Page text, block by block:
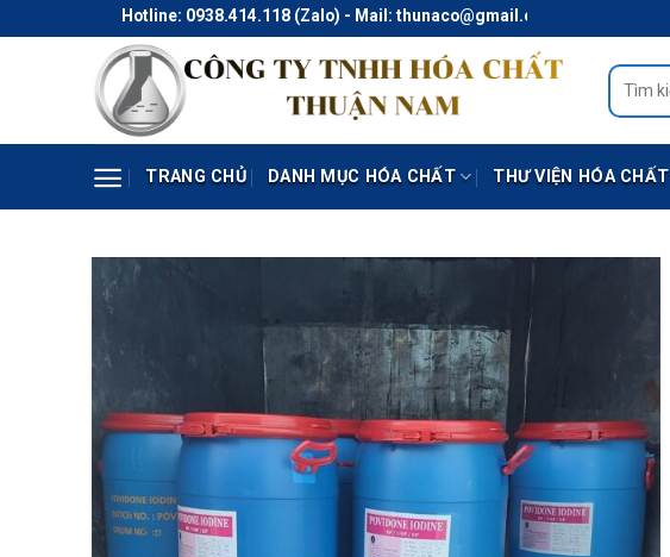
to
Hotline: 0938.414.118 (Zalo) - Mail: thunaco@gmail.com
Tìm
kiếm:
TRANG CHỦ DANH MỤC HÓA CHẤT THƯ VIỆN HÓA CHẤT